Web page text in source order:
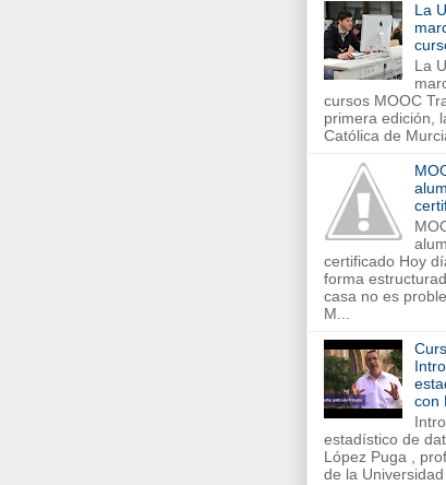
La
La
cursos MOOC
primera edición,
Católica de
certificado Hoy
forma
casa no es
M...
con
estadístico de
López Puga ,
de la